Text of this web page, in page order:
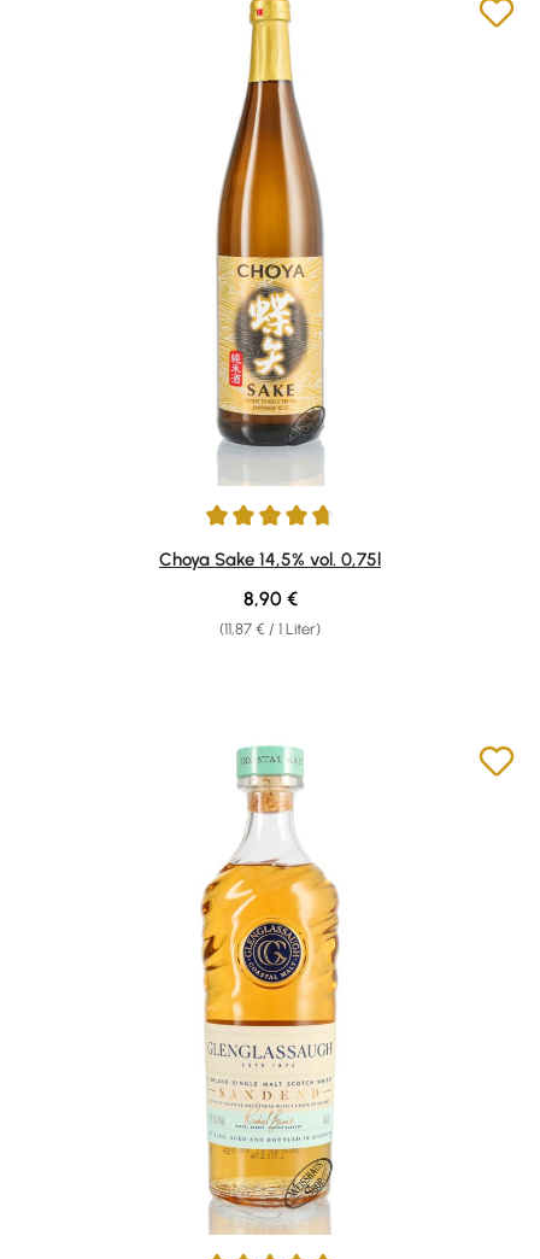
Durchschnittliche Bewertung von 4.8 von 5 Sternen
Choya Sake 14,5% vol. 0,75l
(11,87 € / 1 Liter)
Regulärer Preis:
8,90 €